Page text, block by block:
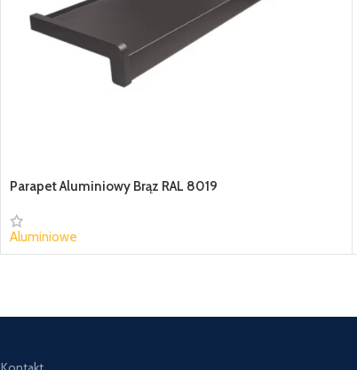
Parapet Aluminiowy Brąz RAL 8019
Aluminiowe
40,16 zł